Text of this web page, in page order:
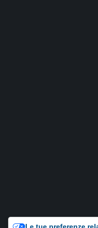
Le tue preferenze